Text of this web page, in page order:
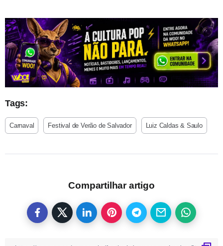
Tags:
Carnaval Festival de Verão de Salvador Luiz Caldas & Saulo
Compartilhar artigo